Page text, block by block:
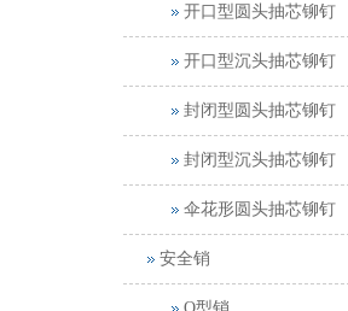
开口型圆头抽芯铆钉
开口型沉头抽芯铆钉
封闭型圆头抽芯铆钉
封闭型沉头抽芯铆钉
伞花形圆头抽芯铆钉
安全销